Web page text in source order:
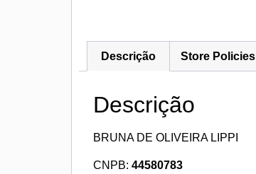
Descrição Store Policies
Descrição
BRUNA DE OLIVEIRA LIPPI
CNPB: 44580783